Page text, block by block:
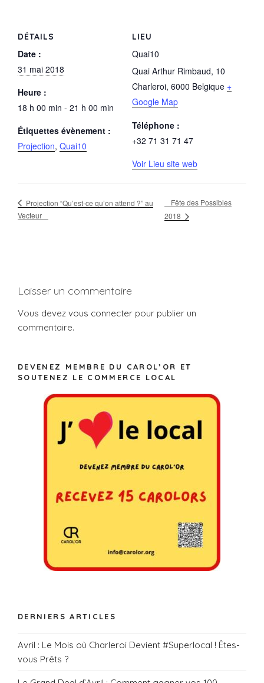
o
k
DÉTAILS
Date :
31 mai 2018
Heure :
18 h 00 min - 21 h 00 min
Étiquettes évènement :
Projection, Quai10
LIEU
Quai10
Quai Arthur Rimbaud, 10
Charleroi, 6000 Belgique +
Google Map
Téléphone :
+32 71 31 71 47
Voir Lieu site web
Projection “Qu’est-ce qu’on attend ?” au
Vecteur
Fête des Possibles
2018
Laisser un commentaire
Vous devez vous connecter pour publier un
commentaire.
DEVENEZ MEMBRE DU CAROL’OR ET
SOUTENEZ LE COMMERCE LOCAL
DERNIERS ARTICLES
Avril : Le Mois où Charleroi Devient #Superlocal ! Êtes-
vous Prêts ?